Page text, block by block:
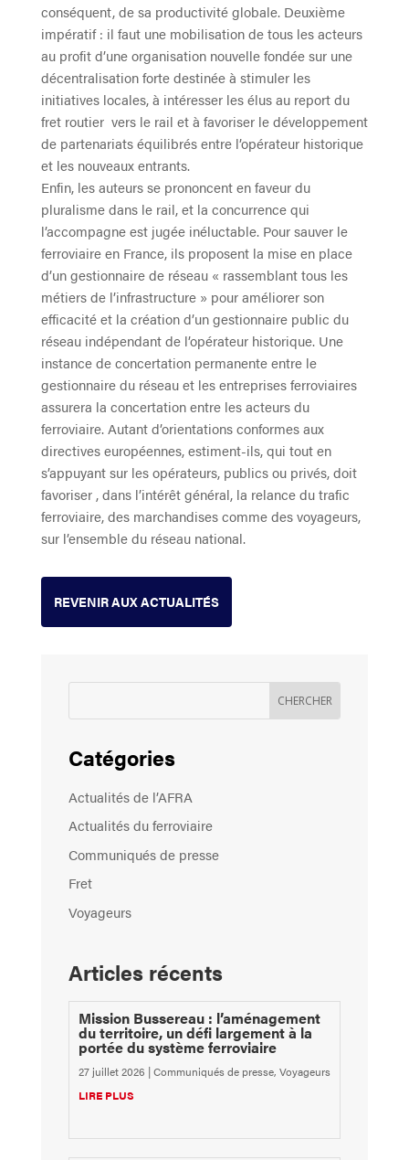
conséquent, de sa productivité globale. Deuxième
impératif : il faut une mobilisation de tous les acteurs
au profit d’une organisation nouvelle fondée sur une
décentralisation forte destinée à stimuler les
initiatives locales, à intéresser les élus au report du
fret routier vers le rail et à favoriser le développement
de partenariats équilibrés entre l’opérateur historique
et les nouveaux entrants.
Enfin, les auteurs se prononcent en faveur du
pluralisme dans le rail, et la concurrence qui
l’accompagne est jugée inéluctable. Pour sauver le
ferroviaire en France, ils proposent la mise en place
d’un gestionnaire de réseau « rassemblant tous les
métiers de l’infrastructure » pour améliorer son
efficacité et la création d’un gestionnaire public du
réseau indépendant de l’opérateur historique. Une
instance de concertation permanente entre le
gestionnaire du réseau et les entreprises ferroviaires
assurera la concertation entre les acteurs du
ferroviaire. Autant d’orientations conformes aux
directives européennes, estiment-ils, qui tout en
s’appuyant sur les opérateurs, publics ou privés, doit
favoriser , dans l’intérêt général, la relance du trafic
ferroviaire, des marchandises comme des voyageurs,
sur l’ensemble du réseau national.
REVENIR AUX ACTUALITÉS
Catégories
Actualités de l’AFRA
Actualités du ferroviaire
Communiqués de presse
Fret
Voyageurs
Articles récents
Mission Bussereau : l’aménagement
du territoire, un défi largement à la
portée du système ferroviaire
27 juillet 2026 |Communiqués de presse, Voyageurs
LIRE PLUS